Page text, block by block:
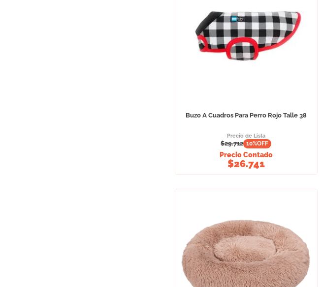
Buzo A Cuadros Para Perro Rojo Talle 38
Precio de Lista
$29.712 10%OFF
Precio Contado
$26.741